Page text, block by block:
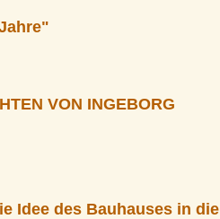
VON INGEBORG
Idee des Bauhauses in die